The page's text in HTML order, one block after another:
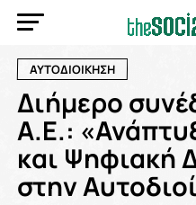
ΑΥΤΟΔΙΟΙΚΗΣΗ
Διήμερο
Α.Ε.:
και Ψηφιακή
στην